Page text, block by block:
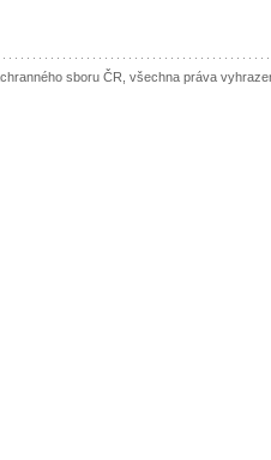
sboru ČR, všechna práva